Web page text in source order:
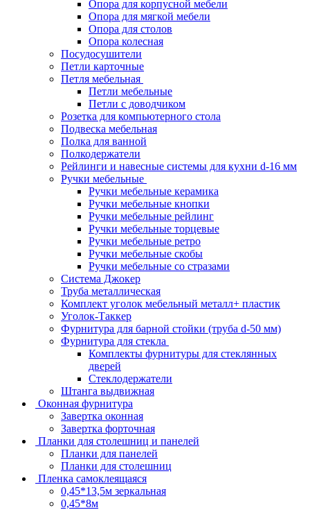
Опора для корпусной мебели
Опора для мягкой мебели
Опора для столов
Опора колесная
Посудосушители
Петли карточные
Петля мебельная
Петли мебельные
Петли с доводчиком
Розетка для компьютерного стола
Подвеска мебельная
Полка для ванной
Полкодержатели
Рейлинги и навесные системы для кухни d-16 мм
Ручки мебельные
Ручки мебельные керамика
Ручки мебельные кнопки
Ручки мебельные рейлинг
Ручки мебельные торцевые
Ручки мебельные ретро
Ручки мебельные скобы
Ручки мебельные со стразами
Система Джокер
Труба металлическая
Комплект уголок мебельный металл+ пластик
Уголок-Таккер
Фурнитура для барной стойки (труба d-50 мм)
Фурнитура для стекла
Комплекты фурнитуры для стеклянных
дверей
Стеклодержатели
Штанга выдвижная
Оконная фурнитура
Завертка оконная
Завертка форточная
Планки для столешниц и панелей
Планки для панелей
Планки для столешниц
Пленка самоклеящаяся
0,45*13,5м зеркальная
0,45*8м